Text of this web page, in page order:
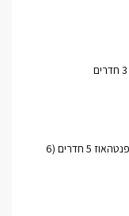
למכירה ברחוב נחל דן מיני פנטהאוז 5 חדרים (6